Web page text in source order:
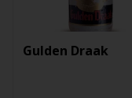
Gulden Draak